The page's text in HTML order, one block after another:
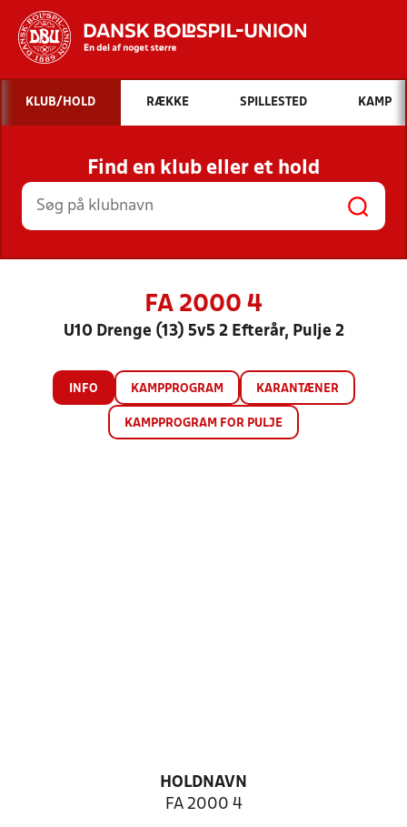
Hvad vil du søge efter?
INDHOLD OG NYHEDER
STILLINGER, RESULTATER, KLUBBER OG
HOLD
KLUB/HOLD RÆKKE SPILLESTED KAMP
Find en klub eller et hold
FA 2000 4
U10 Drenge (13) 5v5 2 Efterår, Pulje 2
INFO KAMPPROGRAM KARANTÆNER
KAMPPROGRAM FOR PULJE
HOLDNAVN
FA 2000 4